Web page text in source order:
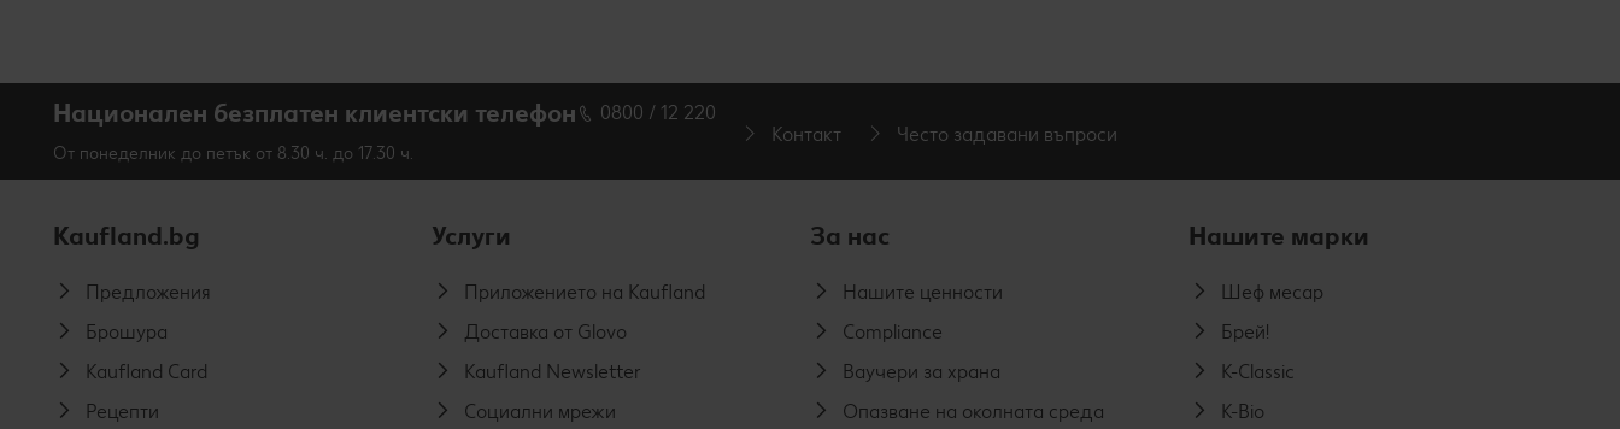
Национален безплатен клиентски телефон 0800 / 12 220
От понеделник до петък от 8.30 ч. до 17.30 ч.
Контакт Често задавани въпроси
Kaufland.bg
Предложения
Брошура
Kaufland Card
Рецепти
Услуги
Приложението на Kaufland
Доставка от Glovo
Kaufland Newsletter
Социални мрежи
За нас
Нашите ценности
Compliance
Ваучери за храна
Опазване на околната среда
Нашите марки
Шеф месар
Брей!
K-Classic
K-Bio